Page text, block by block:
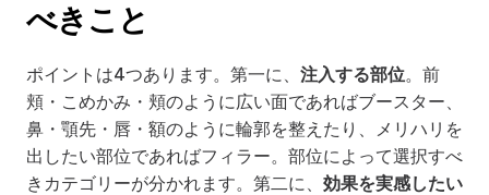
べきこと
ポイントは4つあります。第一に、 注入する部位。前
頬・こめかみ・頬のように広い面であればブースター、
鼻・顎先・唇・額のように輪郭を整えたり、メリハリを
出したい部位であればフィラー。部位によって選択すべ
きカテゴリーが分かれます。第二に、 効果を実感したい